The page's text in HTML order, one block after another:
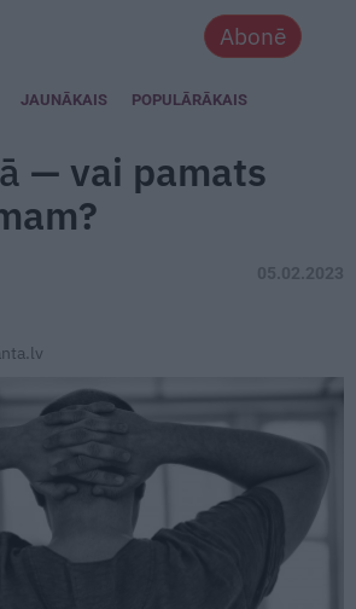
Abonē
JAUNĀKAIS POPULĀRĀKAIS
— vai pamats
05.02.2023